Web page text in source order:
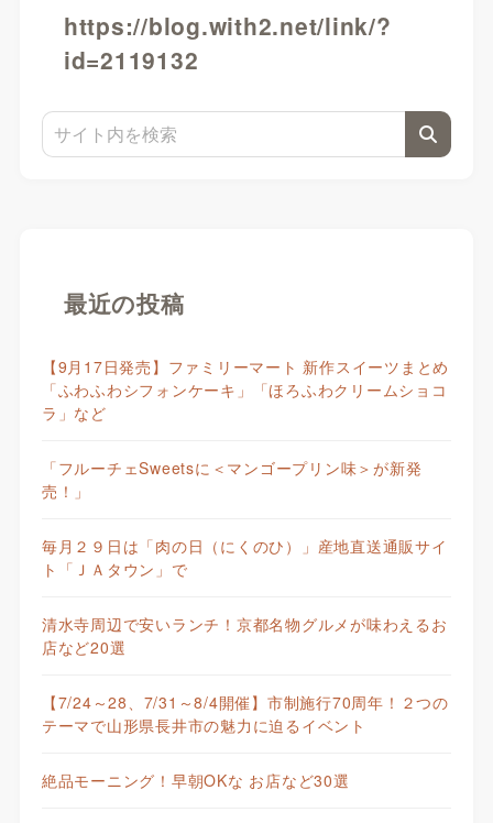
https://blog.with2.net/link/?
id=2119132
最近の投稿
【9月17日発売】ファミリーマート 新作スイーツまとめ
「ふわふわシフォンケーキ」「ほろふわクリームショコ
ラ」など
「フルーチェSweetsに＜マンゴープリン味＞が新発
売！」
毎月２９日は「肉の日（にくのひ）」産地直送通販サイ
ト「ＪＡタウン」で
清水寺周辺で安いランチ！京都名物グルメが味わえるお
店など20選
【7/24～28、7/31～8/4開催】市制施行70周年！２つの
テーマで山形県長井市の魅力に迫るイベント
絶品モーニング！早朝OKな お店など30選